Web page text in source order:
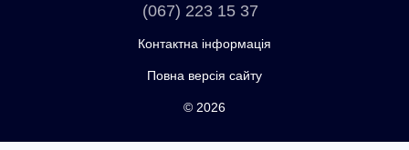
(067) 223 15 37
Контактна інформація
Повна версія сайту
© 2026